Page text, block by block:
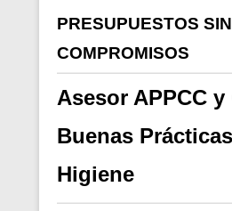
PRESUPUESTOS SIN
COMPROMISOS
Asesor APPCC
Buenas
Higiene